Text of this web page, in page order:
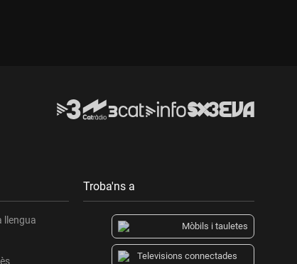
llengua
Troba'ns a
Mòbils i tauletes
Televisions connectades